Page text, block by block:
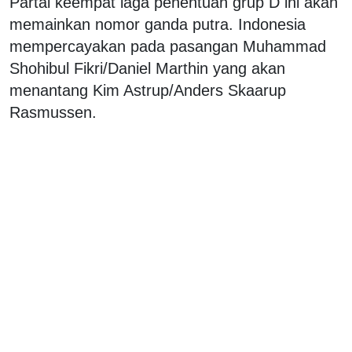
memainkan nomor ganda putra. Indonesia
mempercayakan pada pasangan Muhammad
Shohibul Fikri/Daniel Marthin yang akan
menantang Kim Astrup/Anders Skaarup
Rasmussen.